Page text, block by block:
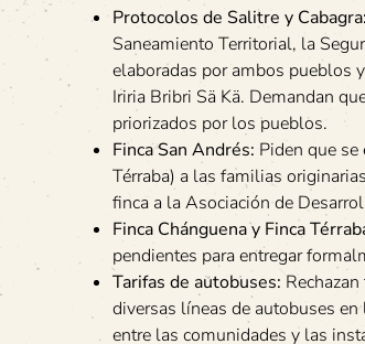
Protocolos de Salitre y Cabagra:
Saneamiento Territorial, la
elaboradas por ambos pueblos
Iriria Bribri Sä Kä. Demandan
priorizados por los pueblos.
Finca San Andrés: Piden que
Térraba) a las familias
finca a la Asociación de
Finca Chánguena y Finca
pendientes para entregar
Tarifas de autobuses:
diversas líneas de autobuses
entre las comunidades y las